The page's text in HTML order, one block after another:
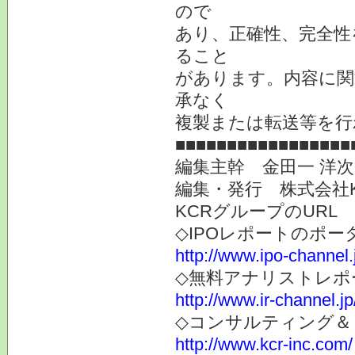
ので
あり、正確性、完全
ること
があります。内容に
承なく
複製または転送等を
編集主幹 金田一 洋
編集・発行 株式会社
KCRグループのURL
◇IPOレポートのポー
http://www.ipo-
◇無料アナリストレ
http://www.ir-
◇コンサルティング＆
http://www.kcr-inc.com/